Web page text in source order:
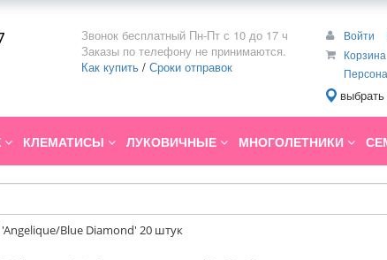
Звонок бесплатный Пн-Пт с 10 до 17 ч
Заказы по телефону не принимаются.
Как купить / Сроки отправок
Войти
Корзина
КЛЕМАТИСЫ ЛУКОВИЧНЫЕ МНОГОЛЕТНИКИ
Blue Diamond' 20 штук